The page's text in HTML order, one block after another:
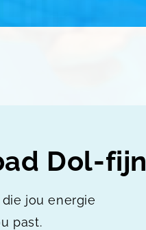
Dol-fijn
jou energie
past.